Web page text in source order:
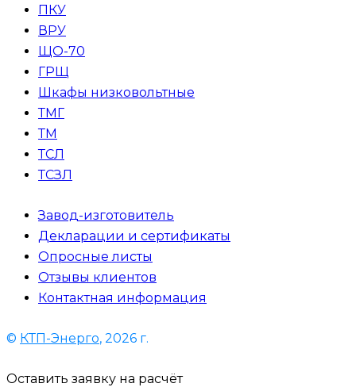
ПКУ
ВРУ
ЩО-70
ГРЩ
Шкафы низковольтные
ТМГ
ТМ
ТСЛ
ТСЗЛ
Завод-изготовитель
Декларации и сертификаты
Опросные листы
Отзывы клиентов
Контактная информация
© КТП-Энерго, 2026 г.
Оставить заявку на расчёт